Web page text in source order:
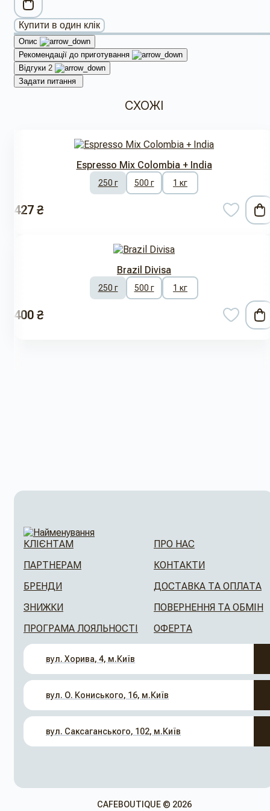
Купити в один клік
Опис
Рекомендації до приготування
Відгуки 2
Задати питання
СХОЖІ
Espresso Mix Colombia + India
250 г 500 г 1 кг
427 ₴
Brazil Divisa
250 г 500 г 1 кг
400 ₴
КЛІЄНТАМ
ПАРТНЕРАМ
БРЕНДИ
ЗНИЖКИ
ПРОГРАМА ЛОЯЛЬНОСТІ
ПРО НАС
КОНТАКТИ
ДОСТАВКА ТА ОПЛАТА
ПОВЕРНЕННЯ ТА ОБМІН
ОФЕРТА
вул. Хорива, 4, м.Київ
вул. О. Кониського, 16, м.Київ
вул. Саксаганського, 102, м.Київ
CAFEBOUTIQUE © 2026